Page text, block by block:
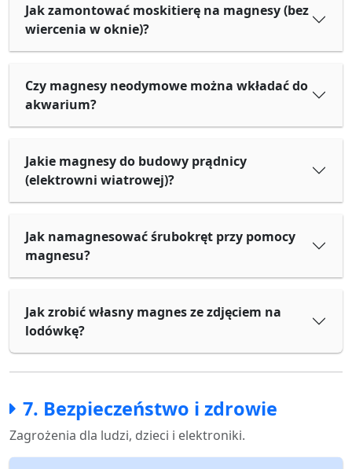
Jak zamontować moskitierę na magnesy (bez
wiercenia w oknie)?
Czy magnesy neodymowe można wkładać do
akwarium?
Jakie magnesy do budowy prądnicy
(elektrowni wiatrowej)?
Jak namagnesować śrubokręt przy pomocy
magnesu?
Jak zrobić własny magnes ze zdjęciem na
lodówkę?
7. Bezpieczeństwo i zdrowie
Zagrożenia dla ludzi, dzieci i elektroniki.